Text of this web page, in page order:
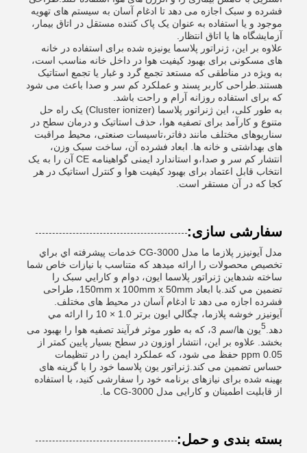
فشرده و سبک اجازه می دهد تا ادغام آسان به سیستم های تهویه
موجود و یا استفاده به عنوان یک پاک کننده مستقل در اتاق بیمار،
آزمايشگاه ها يا اتاق انتظار.
علاوه بر این، ژنراتور پلاسما یونیزه شده برای استفاده در خانه
های مسکونی برای بهبود کیفیت هوا در داخل خانه مناسب است،
به ویژه در مناطقی که مستعد تجمع گرد و غبار یا تجمع استاتیک
هستند.طراحی کاربر پسند و عملکرد کم سر و صدا باعث می شود
که برای استفاده روزانه آرام و راحت باشد.
به طور کلی، این ژنراتور پلاسما (Cluster ionizer) یک راه حل
متنوع و کارآمد برای تصفیه هوا، حذف استاتیک و درمان سطح در
سناریوهای مختلف مانند دفاتر،تاسیسات صنعتی، محیط مراقبت
های بهداشتی و خانه ها. ابعاد فشرده آن، ساخت سبک وزن،
انتشار کم سر و صدا،و استاندارد ایمنی گواهینامه CE آن را به یک
انتخاب قابل اعتماد برای بهبود کیفیت هوا و کنترل استاتیک در هر
کجا که در آن مستقر است.
سفارشی سازی:
مدل آيونيزر پلازما ما مدل CG-3000 خدمات پيشرفته اي براي
تخصيص محصولات را ارائه ميدهد که متناسب با نيازات خاص شما
ساخته شدهاين ژنراتور پلاسما ايون، دوام و کارايي سبک را
تضمین مي کند.با ابعاد 150mm x 100mm x 50mm، طراحی
فشرده اجازه می دهد تا ادغام آسان در محیط های مختلف.
آيونيزر خوشه پلازما، چگالي ايون برتر 1.0 × 10 را ارائه مي
دهد. 5
یون ها/سم 3، که به طور موثر فرآیند تصفیه هوا را بهبود می
بخشد. علاوه بر این، انتشار اوزون در سطح بسیار پایین کمتر از
0.05 ppm حفظ می شود، که عملکرد ایمن را در تنظیمات
حساس تضمین می کند.ژنراتور یون پلاسما خود را با گزینه های
بهینه شده برای نیازهای برنامه خود را سفارشی کنید، با استفاده
از قابلیت اطمینان و کارایی مدل CG-3000 ما.
بسته بندی و حمل: